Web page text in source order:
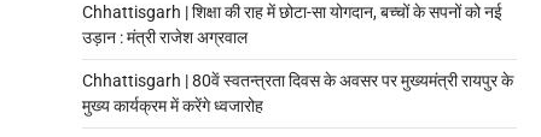
Chhattisgarh | शिक्षा की राह में छोटा-सा योगदान, बच्चों के सपनों को नई
उड़ान : मंत्री राजेश अग्रवाल
Chhattisgarh | 80वें स्वतन्त्रता दिवस के अवसर पर मुख्यमंत्री रायपुर के
मुख्य कार्यक्रम में करेंगे ध्वजारोह